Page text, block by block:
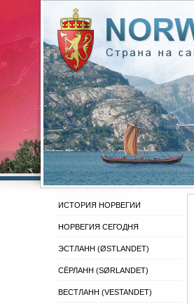
ИСТОРИЯ НОРВЕГИИ
НОРВЕГИЯ СЕГОДНЯ
ЭСТЛАНН (ØSTLANDET)
СЁРЛАНН (SØRLANDET)
ВЕСТЛАНН (VESTANDET)